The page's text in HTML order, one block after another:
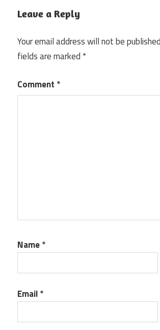
Leave a Reply
Your email address will not be
fields are marked *
Comment *
Name*
Email*